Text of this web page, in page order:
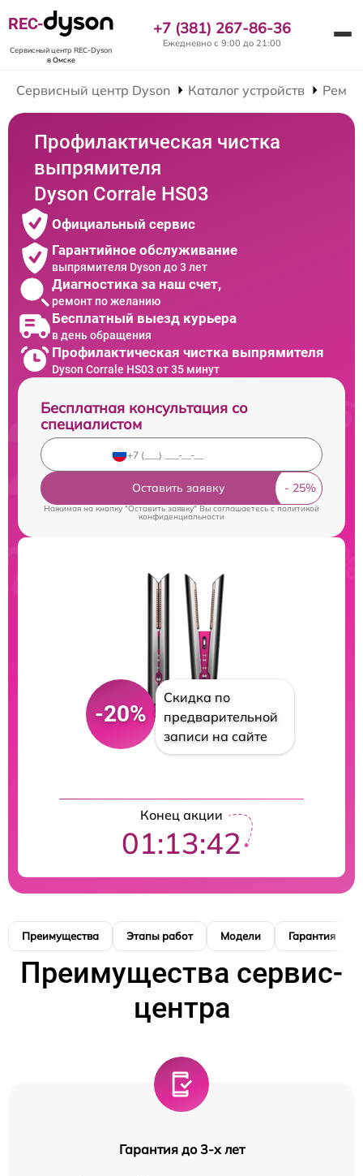
REC-
Сервисный центр REC-Dyson
в Омске
+7 (381) 267-86-36
Ежедневно с 9:00 до 21:00
Сервисный центр Dyson Каталог устройств
Профилактическая чистка
выпрямителя
Dyson Corrale HS03
Официальный сервис
Гарантийное обслуживание
выпрямителя Dyson до 3 лет
Диагностика за наш счет,
ремонт по желанию
Бесплатный выезд курьера
в день обращения
Профилактическая чистка выпрямителя
Dyson Corrale HS03 от 35 минут
Бесплатная консультация со
специалистом
Оставить заявку
Нажимая на кнопку "Оставить заявку" Вы соглашаетесь cполитикой
конфиденциальности
-20%
Скидка по
предварительной
записи на сайте
Конец акции
01:13:41
Преимущества Этапы работ Модели Гарантия
Преимущества сервис-
центра
Гарантия до 3-х лет